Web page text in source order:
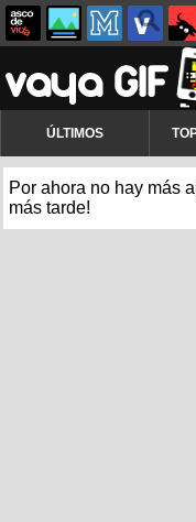
ÚLTIMOS
Por ahora no hay más
más tarde!